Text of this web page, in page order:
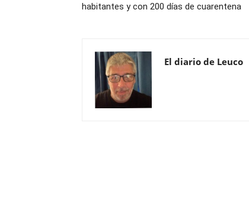
habitantes y con 200 días de cuarentena
El diario de Leuco